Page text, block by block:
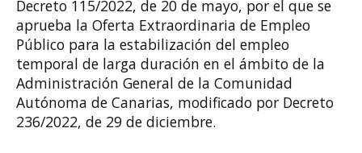
Decreto 115/2022, de 20 de mayo, por el que se
aprueba la Oferta Extraordinaria de Empleo
Público para la estabilización del empleo
temporal de larga duración en el ámbito de la
Administración General de la Comunidad
Autónoma de Canarias, modificado por Decreto
236/2022, de 29 de diciembre.